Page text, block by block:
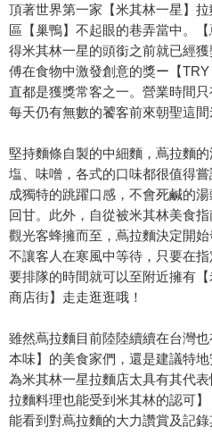
頂著世界第一家【米其林一星】
區【巢鴨】不起眼的巷弄當中。
得米其林一星的頭銜之前就已經
傅在食物中激發創意的獎ー【
直都是獲獎常客之一。營業時間
每天仍有無數的饕客前來朝聖這間
堅持麵條自製的中細麵，蔦拉麵的
塩、味噌，各式的口味都很值得
成獨特的跳躍口感，不會死鹹的
回甘。此外，自從被米其林美食
觀光客蜂擁而至，蔦拉麵決定開始
不讓客人在寒風中等待，只要在
要排隊的時間就可以至附近擁有
商店街】走走逛逛哦！
雖然蔦拉麵目前陸陸續續在台灣
本味】的美食家們，還是建議特
為米其林一星拉麵店太具有其代
拉麵料理也能受到米其林的認可
能看到對蔦拉麵的大力讚賞及記錄